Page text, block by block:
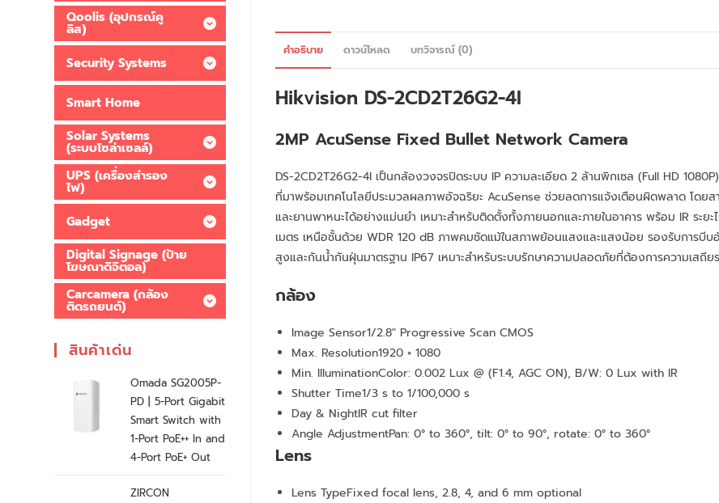
คำอธิบาย ดาวน์โหลด บทวิจารณ์ (0)
Hikvision DS-2CD2T26G2-4I
2MP AcuSense Fixed Bullet Network Camera
DS-2CD2T26G2-4I เป็นกล้องวงจรปิดระบบ IP ความละเอียด 2 ล้านพิกเซล (Full HD
ที่มาพร้อมเทคโนโลยีประมวลผลภาพอัจฉริยะ AcuSense ช่วยลดการแจ้งเตือนผิดพลาด โดย
และยานพาหนะได้อย่างแม่นยำ เหมาะสำหรับติดตั้งทั้งภายนอกและภายในอาคาร พร้อม IR ระย
เมตร เหนือชั้นด้วย WDR 120 dB ภาพคมชัดแม้ในสภาพย้อนแสงและแสงน้อย รองรับการบีบ
สูงและกันน้ำกันฝุ่นมาตรฐาน IP67 เหมาะสำหรับระบบรักษาความปลอดภัยที่ต้องการความเสถี
กล้อง
Image Sensor1/2.8″ Progressive Scan CMOS
Max. Resolution1920 × 1080
Min. IlluminationColor: 0.002 Lux @ (F1.4, AGC ON), B/W: 0 Lux with IR
Shutter Time1/3 s to 1/100,000 s
Day & NightIR cut filter
Angle AdjustmentPan: 0° to 360°, tilt: 0° to 90°, rotate: 0° to 360°
Lens
Lens TypeFixed focal lens, 2.8, 4, and 6 mm optional
Qoolis (อุปกรณ์คู
ลิส)
Security Systems
Smart Home
Solar Systems
(ระบบโซล่าเซลล์)
UPS (เครื่องสำรอง
ไฟ)
Gadget
Digital Signage (ป้าย
โฆษณาดิจิตอล)
Carcamera (กล้อง
ติดรถยนต์)
สินค้าเด่น
Omada SG2005P-
PD | 5-Port Gigabit
Smart Switch with
1-Port PoE++ In and
4-Port PoE+ Out
ZIRCON